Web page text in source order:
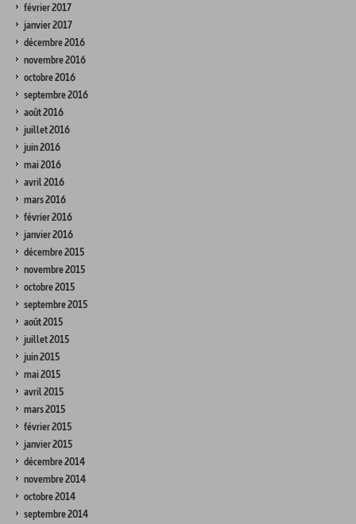
février 2017
janvier 2017
décembre 2016
novembre 2016
octobre 2016
septembre 2016
août 2016
juillet 2016
juin 2016
mai 2016
avril 2016
mars 2016
février 2016
janvier 2016
décembre 2015
novembre 2015
octobre 2015
septembre 2015
août 2015
juillet 2015
juin 2015
mai 2015
avril 2015
mars 2015
février 2015
janvier 2015
décembre 2014
novembre 2014
octobre 2014
septembre 2014